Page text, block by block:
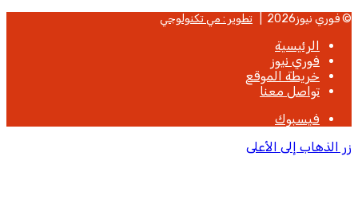
© فوري نيوز2026 | تطوير : مي تكنولوجي
الرئيسية
فوري نيوز
خريطة الموقع
تواصل معنا
فيسبوك
زر الذهاب إلى الأعلى